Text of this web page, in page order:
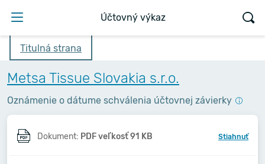
Účtovný výkaz
Titulná strana
Metsa Tissue Slovakia s.r.o.
Oznámenie o dátume schválenia účtovnej závierky
Dokument: PDF veľkosť 91 KB Stiahnuť